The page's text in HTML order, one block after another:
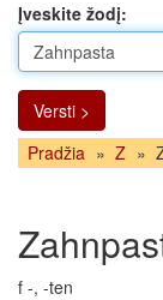
Įveskite žodį:
Versti >
Pradžia » Z »
f -, -ten